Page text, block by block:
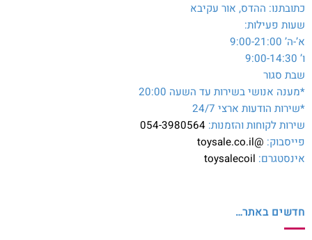
כתובתנו: ההדס, אור עקיבא
שעות פעילות:
א’-ה’ 9:00-21:00
ו’ 9:00-14:30
שבת סגור
*מענה אנושי בשירות עד השעה 20:00
*שירות הודעות ארצי 24/7
שירות לקוחות והזמנות: 054-3980564
פייסבוק: @toysale.co.il
אינסטגרם: toysalecoil
חדשים באתר…